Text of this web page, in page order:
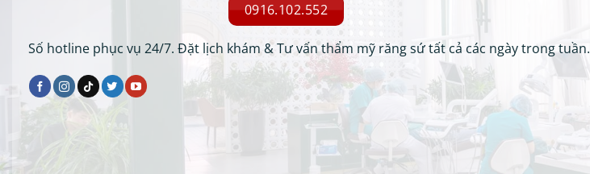
0916.102.552
Số hotline phục vụ 24/7. Đặt lịch khám & Tư vấn thẩm mỹ răng sứ tất cả các ngày trong tuần.